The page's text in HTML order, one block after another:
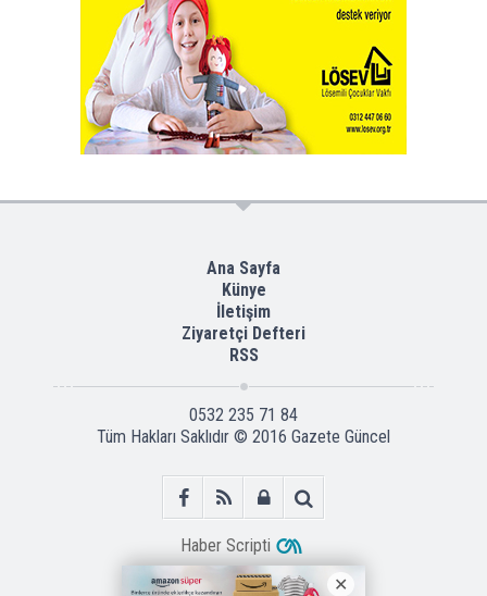
Ana Sayfa
Künye
İletişim
Ziyaretçi Defteri
RSS
0532 235 71 84
Tüm Hakları Saklıdır © 2016 Gazete Güncel
Haber Scripti